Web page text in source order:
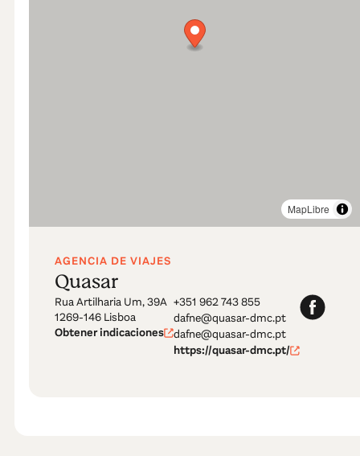
AGENCIA DE VIAJES
Quasar
Rua Artilharia Um, 39A
1269-146 Lisboa
Obtener indicaciones
+351 962 743 855
dafne@quasar-dmc.pt
dafne@quasar-dmc.pt
https://quasar-dmc.pt/
MapLibre